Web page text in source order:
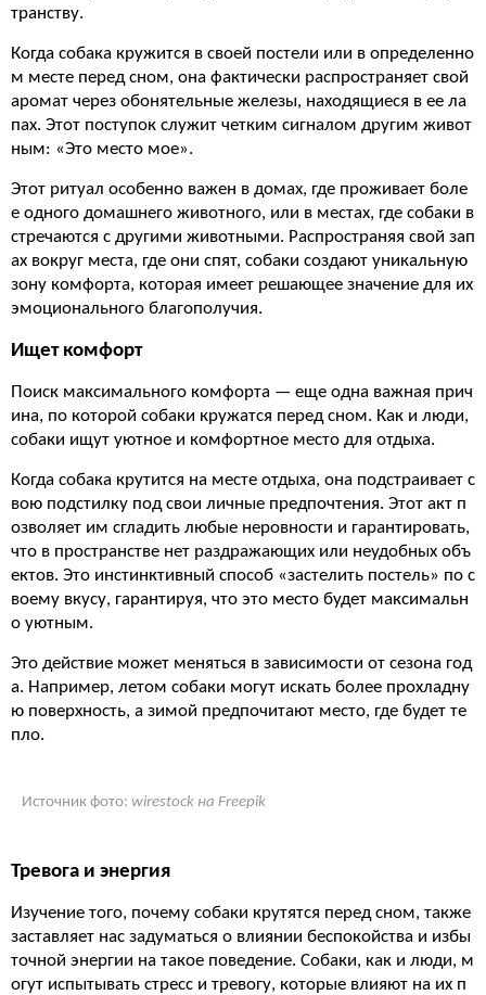
транству.
Когда собака кружится в своей постели или в определенно
м месте перед сном, она фактически распространяет свой
аромат через обонятельные железы, находящиеся в ее ла
пах. Этот поступок служит четким сигналом другим живот
ным: «Это место мое».
Этот ритуал особенно важен в домах, где проживает боле
е одного домашнего животного, или в местах, где собаки в
стречаются с другими животными. Распространяя свой зап
ах вокруг места, где они спят, собаки создают уникальную
зону комфорта, которая имеет решающее значение для их
эмоционального благополучия.
Ищет комфорт
Поиск максимального комфорта — еще одна важная прич
ина, по которой собаки кружатся перед сном. Как и люди,
собаки ищут уютное и комфортное место для отдыха.
Когда собака крутится на месте отдыха, она подстраивает с
вою подстилку под свои личные предпочтения. Этот акт п
озволяет им сгладить любые неровности и гарантировать,
что в пространстве нет раздражающих или неудобных объ
ектов. Это инстинктивный способ «застелить постель» по с
воему вкусу, гарантируя, что это место будет максимальн
о уютным.
Это действие может меняться в зависимости от сезона год
а. Например, летом собаки могут искать более прохладну
ю поверхность, а зимой предпочитают место, где будет те
пло.
Источник фото: wirestock на Freepik
Тревога и энергия
Изучение того, почему собаки крутятся перед сном, также
заставляет нас задуматься о влиянии беспокойства и избы
точной энергии на такое поведение. Собаки, как и люди, м
огут испытывать стресс и тревогу, которые влияют на их п